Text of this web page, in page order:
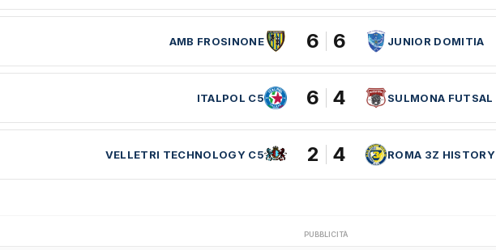
AMB FROSINONE 6 6 JUNIOR DOMITIA
ITALPOL C5 6 4 SULMONA FUTSAL
VELLETRI TECHNOLOGY C5 2 4 ROMA 3Z HISTORY
PUBBLICITÀ